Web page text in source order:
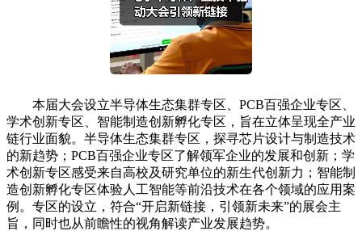
本届大会设立半导体生态集群专区、PCB百强企业专区、
学术创新专区、智能制造创新孵化专区，旨在立体呈现全产业
链行业面貌。半导体生态集群专区，探寻芯片设计与制造技术
的新趋势；PCB百强企业专区了解领军企业的发展和创新；学
术创新专区感受来自高校及研究单位的新生代创新力；智能制
造创新孵化专区体验人工智能等前沿技术在各个领域的应用案
例。专区的设立，符合“开启新链接，引领新未来”的展会主
旨，同时也从前瞻性的视角解读产业发展趋势。